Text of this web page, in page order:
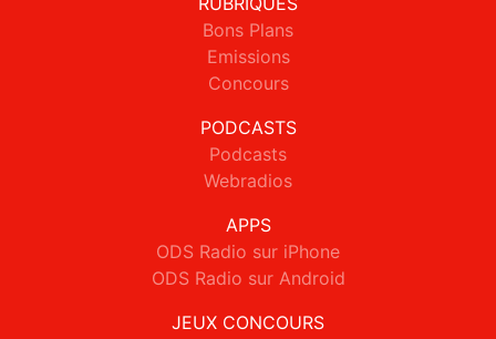
Bons Plans
Emissions
Concours
PODCASTS
Podcasts
Webradios
APPS
ODS Radio sur iPhone
ODS Radio sur Android
JEUX CONCOURS